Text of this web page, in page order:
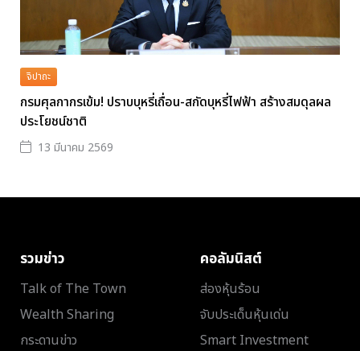
จิปาถะ
กรมศุลกากรเข้ม! ปราบบุหรี่เถื่อน-สกัดบุหรี่ไฟฟ้า สร้างสมดุลผล
ประโยชน์ชาติ
13 มีนาคม 2569
รวมข่าว
Talk of The Town
Wealth Sharing
กระดานข่าว
คอลัมนิสต์
ส่องหุ้นร้อน
จับประเด็นหุ้นเด่น
Smart Investment